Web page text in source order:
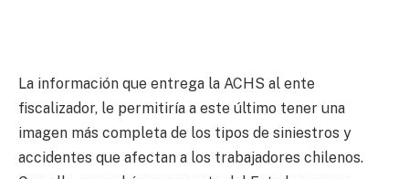
La información que entrega la ACHS al ente
fiscalizador, le permitiría a este último tener una
imagen más completa de los tipos de siniestros y
accidentes que afectan a los trabajadores chilenos.